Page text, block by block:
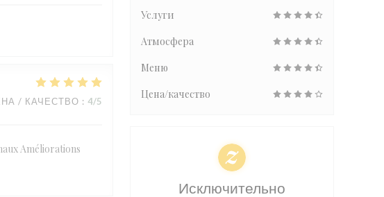
/ КАЧЕСТВО : 4/5
Améliorations
Услуги
Атмосфера
Меню
Цена/качество
Исключительно